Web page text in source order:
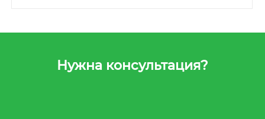
Нужна консультация?